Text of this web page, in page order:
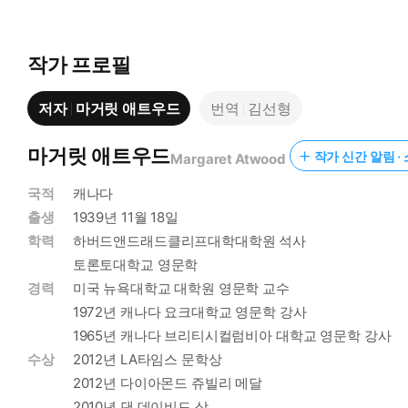
작가 프로필
저자 마거릿 애트우드 번역 김선형
마거릿 애트우드Margaret Atwood 작가 신간 알림 ·
국적
캐나다
출생
1939년 11월 18일
학력
하버드앤드래드클리프대학대학원 석사
토론토대학교 영문학
경력
미국 뉴욕대학교 대학원 영문학 교수
1972년 캐나다 요크대학교 영문학 강사
1965년 캐나다 브리티시컬럼비아 대학교 영문학 강사
수상
2012년 LA타임스 문학상
2012년 다이아몬드 쥬빌리 메달